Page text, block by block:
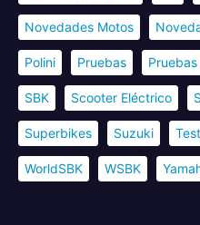
Novedades Motos
Polini Pruebas
SBK Scooter Eléctrico
Superbikes Suzuki
WorldSBK WSBK